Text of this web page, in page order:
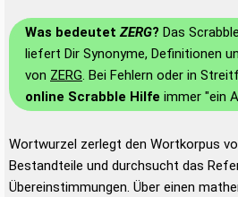
Was bedeutetZERG? Das
liefert Dir Synonyme, Definitionen
von ZERG. Bei Fehlern oder in
online Scrabble Hilfe immer "ein
Wortwurzel zerlegt den Wortkorpus
Bestandteile und durchsucht das
Übereinstimmungen. Über einen